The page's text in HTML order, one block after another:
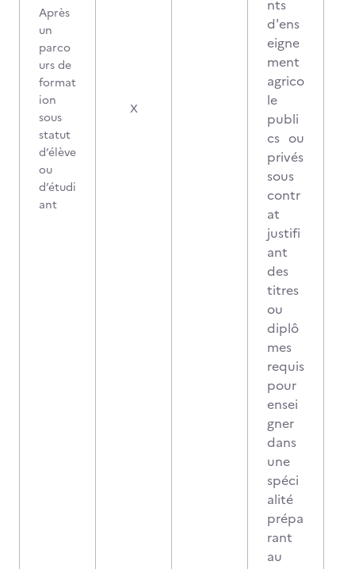
Après
un
parco
urs de
format
ion
sous
statut
d’élève
ou
d’étudi
ant
X
nts
d'ens
eigne
ment
agrico
le
publi
cs ou
privés
sous
contr
at
justifi
ant
des
titres
ou
diplô
mes
requis
pour
ensei
gner
dans
une
spéci
alité
prépa
rant
au